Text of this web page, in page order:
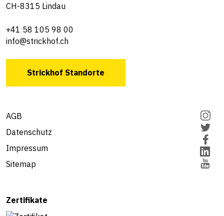
CH-8315 Lindau
+41 58 105 98 00
info@strickhof.ch
Strickhof Standorte
AGB
Datenschutz
Impressum
Sitemap
Zertifikate